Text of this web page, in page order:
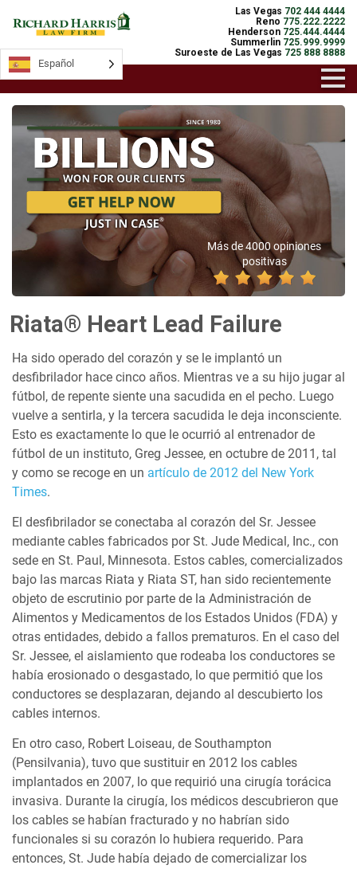
Las Vegas 702 444 4444
Reno 775.222.2222
Henderson 725.444.4444
Summerlin 725.999.9999
Suroeste de Las Vegas 725 888 8888
Más de 4000 opiniones
positivas
Riata® Heart Lead Failure
Ha sido operado del corazón y se le implantó un
desfibrilador hace cinco años. Mientras ve a su hijo jugar al
fútbol, de repente siente una sacudida en el pecho. Luego
vuelve a sentirla, y la tercera sacudida le deja inconsciente.
Esto es exactamente lo que le ocurrió al entrenador de
fútbol de un instituto, Greg Jessee, en octubre de 2011, tal
y como se recoge en un artículo de 2012 del New York
Times.
El desfibrilador se conectaba al corazón del Sr. Jessee
mediante cables fabricados por St. Jude Medical, Inc., con
sede en St. Paul, Minnesota. Estos cables, comercializados
bajo las marcas Riata y Riata ST, han sido recientemente
objeto de escrutinio por parte de la Administración de
Alimentos y Medicamentos de los Estados Unidos (FDA) y
otras entidades, debido a fallos prematuros. En el caso del
Sr. Jessee, el aislamiento que rodeaba los conductores se
había erosionado o desgastado, lo que permitió que los
conductores se desplazaran, dejando al descubierto los
cables internos.
En otro caso, Robert Loiseau, de Southampton
(Pensilvania), tuvo que sustituir en 2012 los cables
implantados en 2007, lo que requirió una cirugía torácica
invasiva. Durante la cirugía, los médicos descubrieron que
los cables se habían fracturado y no habrían sido
funcionales si su corazón lo hubiera requerido. Para
entonces, St. Jude había dejado de comercializar los
Español